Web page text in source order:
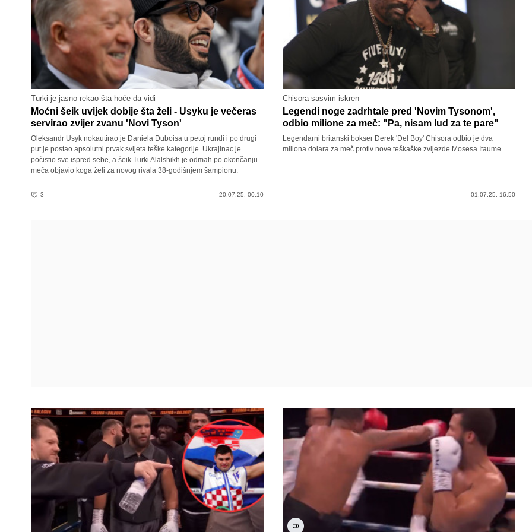
Turki je jasno rekao šta hoće da vidi
Moćni šeik uvijek dobije šta želi - Usyku je večeras
servirao zvijer zvanu 'Novi Tyson'
Oleksandr Usyk nokautirao je Daniela Duboisa u petoj rundi i po drugi
put je postao apsolutni prvak svijeta teške kategorije. Ukrajinac je
počistio sve ispred sebe, a šeik Turki Alalshikh je odmah po okončanju
meča objavio koga želi za novog rivala 38-godišnjem šampionu.
3 20.07.25. 00:10
Chisora sasvim iskren
Legendi noge zadrhtale pred 'Novim Tysonom',
odbio milione za meč: "Pa, nisam lud za te pare"
Legendarni britanski bokser Derek 'Del Boy' Chisora odbio je dva
miliona dolara za meč protiv nove teškaške zvijezde Mosesa Itaume.
01.07.25. 16:50